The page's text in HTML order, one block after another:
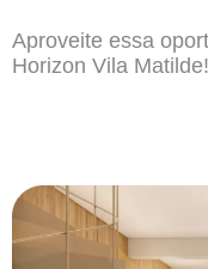
Aproveite essa
Horizon Vila Matilde!